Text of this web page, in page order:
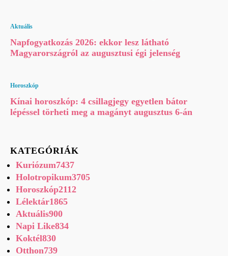
Aktuális
Napfogyatkozás 2026: ekkor lesz látható
Magyarországról az augusztusi égi jelenség
Horoszkóp
Kínai horoszkóp: 4 csillagjegy egyetlen bátor
lépéssel törheti meg a magányt augusztus 6-án
KATEGÓRIÁK
Kuriózum7437
Holotropikum3705
Horoszkóp2112
Lélektár1865
Aktuális900
Napi Like834
Koktél830
Otthon739